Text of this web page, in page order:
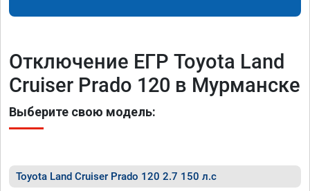
Отключение ЕГР Toyota Land
Cruiser Prado 120 в Мурманске
Выберите свою модель:
Toyota Land Cruiser Prado 120 2.7 150 л.с